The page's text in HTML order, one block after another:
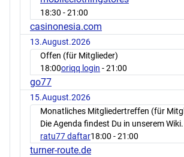
18:30 - 21:00
casinonesia.com
13.August.2026
Offen (für Mitglieder)
18:00oriqq login - 21:00
go77
15.August.2026
Monatliches Mitgliedertreffen (für
Die Agenda findest Du in unserem
ratu77 daftar18:00 - 21:00
turner-route.de